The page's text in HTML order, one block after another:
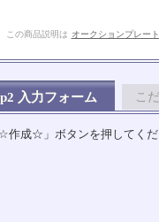
の商品説明は オークションプレー
入力フォーム こ
作成☆」ボタンを押してく